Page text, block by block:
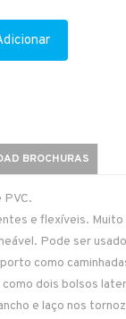
BROCHURAS
PVC.
e flexíveis. Muito
Pode ser
como
dois bolsos
e laço nos